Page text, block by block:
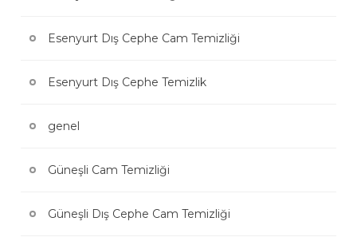
Esenyurt Dış Cephe Cam Temizliği
Esenyurt Dış Cephe Temizlik
genel
Güneşli Cam Temizliği
Güneşli Dış Cephe Cam Temizliği